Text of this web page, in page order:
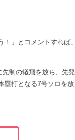
」とコメントすれば、
制の犠飛を放ち、先発
塁打となる7号ソロを放